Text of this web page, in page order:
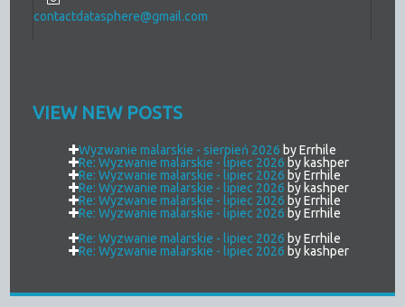
contactdatasphere@gmail.com
VIEW NEW POSTS
Wyzwanie malarskie - sierpień 2026 by Errhile
Re: Wyzwanie malarskie - lipiec 2026 by kashper
Re: Wyzwanie malarskie - lipiec 2026 by Errhile
Re: Wyzwanie malarskie - lipiec 2026 by kashper
Re: Wyzwanie malarskie - lipiec 2026 by Errhile
Re: Wyzwanie malarskie - lipiec 2026 by Errhile
Re: Wyzwanie malarskie - lipiec 2026 by Errhile
Re: Wyzwanie malarskie - lipiec 2026 by kashper